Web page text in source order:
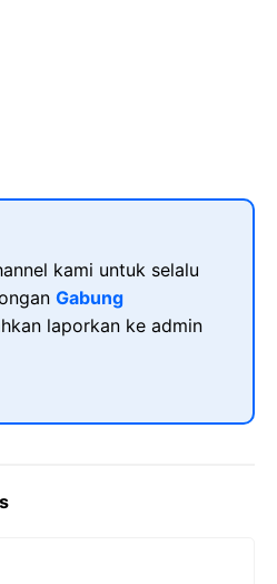
kami untuk selalu
Gabung
laporkan ke admin